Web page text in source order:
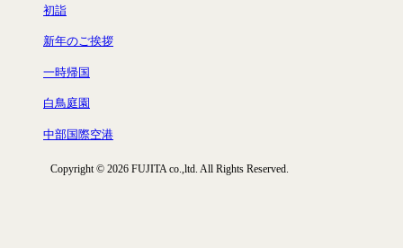
初詣
新年のご挨拶
一時帰国
白鳥庭園
中部国際空港
Copyright © 2026 FUJITA co.,ltd. All Rights Reserved.